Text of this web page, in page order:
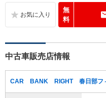
無
料
中古車販売店情報
CAR BANK RIGHT 春日部フ